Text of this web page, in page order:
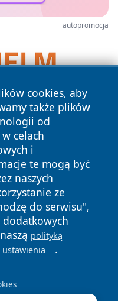
autopromocja
cookies, aby
także plików
od
celach
i
te mogą być
naszych
ze
do serwisu",
dodatkowych
polityką
ustawienia .
Wszystkie prawa
Polityka
Cookies